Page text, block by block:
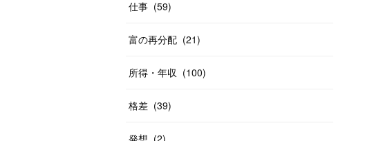
仕事 (59)
富の再分配 (21)
所得・年収 (100)
格差 (39)
発想 (2)